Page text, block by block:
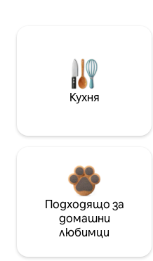
Кухня
Подходящо за
домашни
любимци